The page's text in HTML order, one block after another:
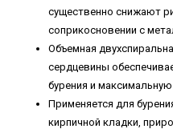
существенно снижают
соприкосновении с
Объемная
сердцевины
бурения и
Применяется для
кирпичной кладки,